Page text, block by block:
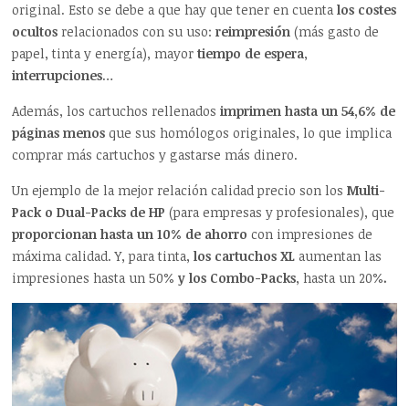
original. Esto se debe a que hay que tener en cuentalos costes
ocultos relacionados con su uso:reimpresión (más gasto de
papel, tinta y energía), mayortiempo de espera,
interrupciones…
Además, los cartuchos rellenados imprimen hasta un 54,6% de
páginas menos que sus homólogos originales, lo que implica
comprar más cartuchos y gastarse más dinero.
Un ejemplo de la mejor relación calidad precio son losMulti-
Pack o Dual-Packs de HP (para empresas y profesionales), que
proporcionan hasta un 10% de ahorro con impresiones de
máxima calidad. Y, para tinta, los cartuchos XL aumentan las
impresiones hasta un 50% y los Combo-Packs, hasta un 20%.